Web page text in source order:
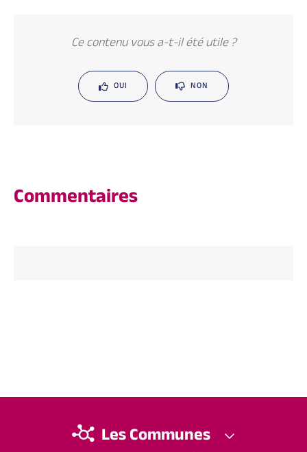
Ce contenu vous a-t-il été utile ?
OUI NON
Commentaires
Les Communes